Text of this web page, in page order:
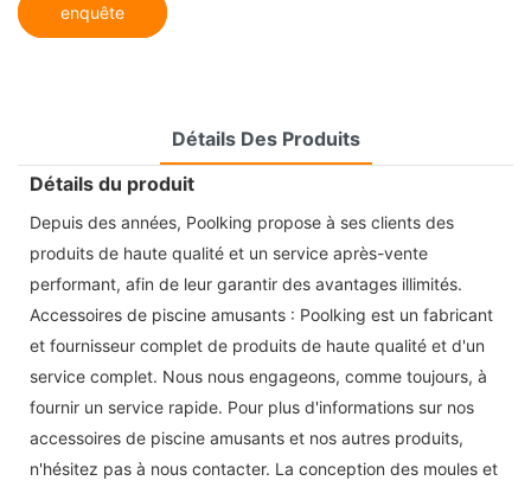
enquête
Détails Des Produits
Détails du produit
Depuis des années, Poolking propose à ses clients des
produits de haute qualité et un service après-vente
performant, afin de leur garantir des avantages illimités.
Accessoires de piscine amusants : Poolking est un fabricant
et fournisseur complet de produits de haute qualité et d'un
service complet. Nous nous engageons, comme toujours, à
fournir un service rapide. Pour plus d'informations sur nos
accessoires de piscine amusants et nos autres produits,
n'hésitez pas à nous contacter. La conception des moules et